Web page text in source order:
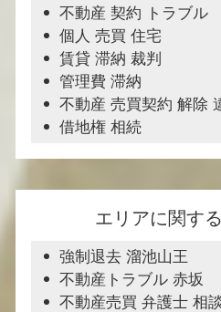
不動産 契約 トラブル
個人 売買 住宅
賃貸 滞納 裁判
管理費 滞納
不動産 売買契約 解除
借地権 相続
エリアに関す
強制退去 溜池山王
不動産トラブル 赤坂
不動産売買 弁護士 相